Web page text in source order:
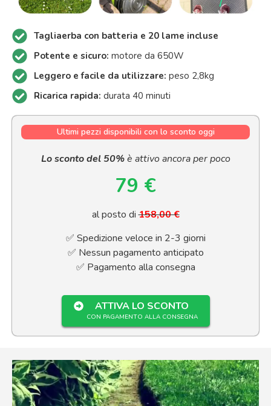
Tagliaerba con batteria e 20 lame incluse
Potente e sicuro: motore da 650W
Leggero e facile da utilizzare: peso 2,8kg
Ricarica rapida: durata 40 minuti
Ultimi pezzi disponibili con lo sconto oggi
Lo sconto del 50%è attivo ancora per poco
79 €
al posto di158,00 €
✅ Spedizione veloce in 2-3 giorni
✅ Nessun pagamento anticipato
✅ Pagamento alla consegna
ATTIVA LO SCONTO
CON PAGAMENTO ALLA CONSEGNA